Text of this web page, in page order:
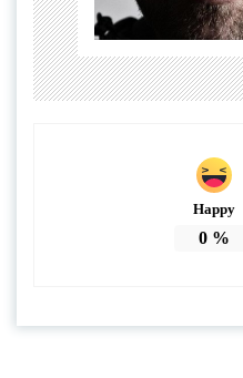
Happy
0 %